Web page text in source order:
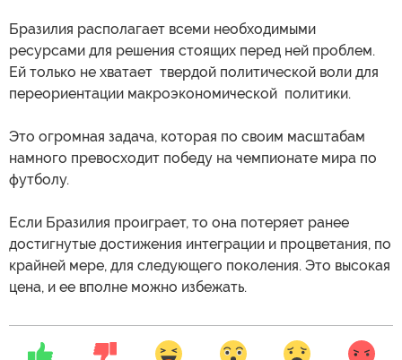
Бразилия располагает всеми необходимыми
ресурсами для решения стоящих перед ней проблем.
Ей только не хватает твердой политической воли для
переориентации макроэкономической политики.
Это огромная задача, которая по своим масштабам
намного превосходит победу на чемпионате мира по
футболу.
Если Бразилия проиграет, то она потеряет ранее
достигнутые достижения интеграции и процветания, по
крайней мере, для следующего поколения. Это высокая
цена, и ее вполне можно избежать.